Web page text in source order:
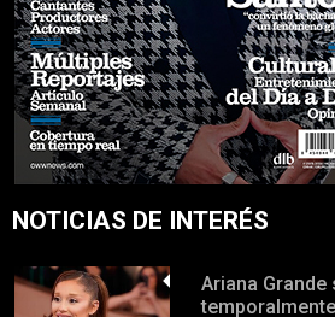
NOTICIAS DE INTERÉS
Ariana Grande